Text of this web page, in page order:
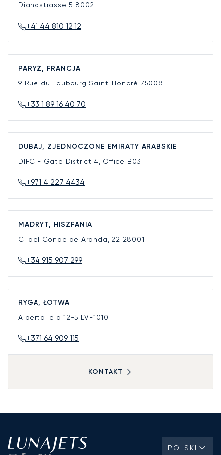
Dianastrasse 5 8002
+41 44 810 12 12
PARYŻ, FRANCJA
9 Rue du Faubourg Saint-Honoré 75008
+33 1 89 16 40 70
DUBAJ, ZJEDNOCZONE EMIRATY ARABSKIE
DIFC - Gate District 4, Office B03
+971 4 227 4434
MADRYT, HISZPANIA
C. del Conde de Aranda, 22 28001
+34 915 907 299
RYGA, ŁOTWA
Alberta iela 12-5 LV-1010
+371 64 909 115
KONTAKT
POLSKI